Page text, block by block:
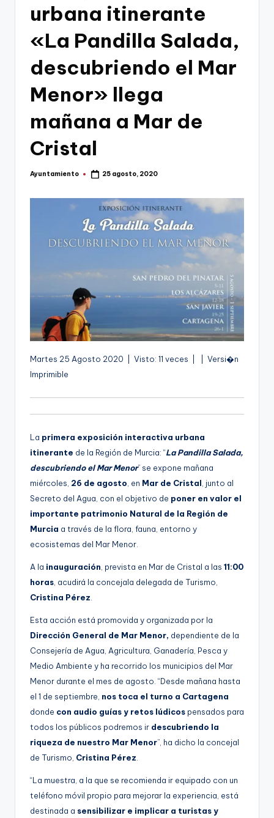
urbana itinerante
«La Pandilla Salada,
descubriendo el Mar
Menor» llega
mañana a Mar de
Cristal
Publicado
Ayuntamiento 25 agosto, 2020
Martes 25 Agosto 2020 | Visto: 11 veces |
| Versi�n
Imprimible
La primera exposición interactiva urbana
itinerante de la Región de Murcia: “La Pandilla Salada,
descubriendo el Mar Menor” se expone mañana
miércoles, 26 de agosto, en Mar de Cristal, junto al
Secreto del Agua, con el objetivo de poner en valor el
importante patrimonio Natural de la Región de
Murcia a través de la flora, fauna, entorno y
ecosistemas del Mar Menor.
A la inauguración, prevista en Mar de Cristal a las 11:00
horas, acudirá la concejala delegada de Turismo,
Cristina Pérez.
Esta acción está promovida y organizada por la
Dirección General de Mar Menor, dependiente de la
Consejería de Agua, Agricultura, Ganadería, Pesca y
Medio Ambiente y ha recorrido los municipios del Mar
Menor durante el mes de agosto. “Desde mañana hasta
el 1 de septiembre, nos toca el turno a Cartagena
donde con audio guías y retos lúdicos pensados para
todos los públicos podremos ir descubriendo la
riqueza de nuestro Mar Menor”, ha dicho la concejal
de Turismo, Cristina Pérez.
“La muestra, a la que se recomienda ir equipado con un
teléfono móvil propio para mejorar la experiencia, está
destinada a sensibilizar e implicar a turistas y